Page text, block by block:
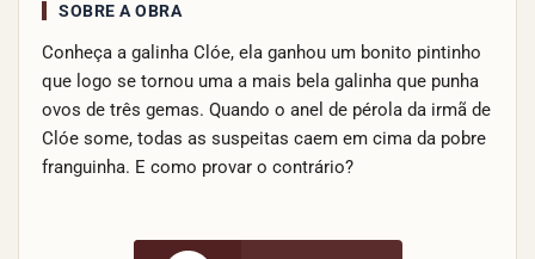
SOBRE A OBRA
Conheça a galinha Clóe, ela ganhou um bonito pintinho
que logo se tornou uma a mais bela galinha que punha
ovos de três gemas. Quando o anel de pérola da irmã de
Clóe some, todas as suspeitas caem em cima da pobre
franguinha. E como provar o contrário?